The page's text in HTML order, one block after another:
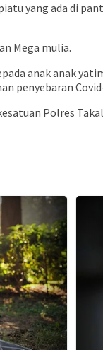
yang ada di
Mega mulia.
anak anak
penyebaran
Polres